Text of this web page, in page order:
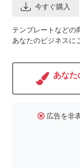
今すぐ購入
テンプレートなどの
あなたのビジネスに
あなた
広告を非